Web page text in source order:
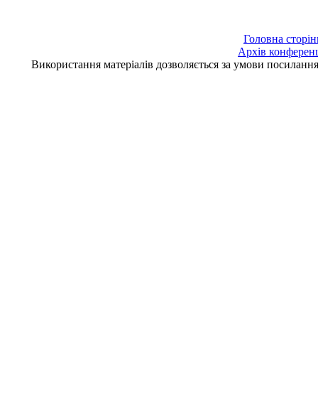
Головна
Архів
Використання матеріалів дозволяється за умови